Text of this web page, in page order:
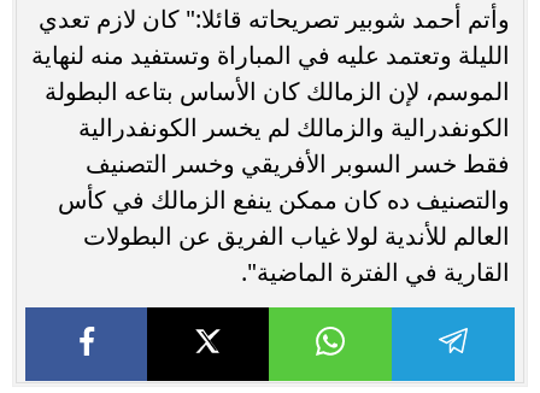
وأتم أحمد شوبير تصريحاته قائلا:" كان لازم تعدي
الليلة وتعتمد عليه في المباراة وتستفيد منه لنهاية
الموسم، لإن الزمالك كان الأساس بتاعه البطولة
الكونفدرالية والزمالك لم يخسر الكونفدرالية
فقط خسر السوبر الأفريقي وخسر التصنيف
والتصنيف ده كان ممكن ينفع الزمالك في كأس
العالم للأندية لولا غياب الفريق عن البطولات
القارية في الفترة الماضية".